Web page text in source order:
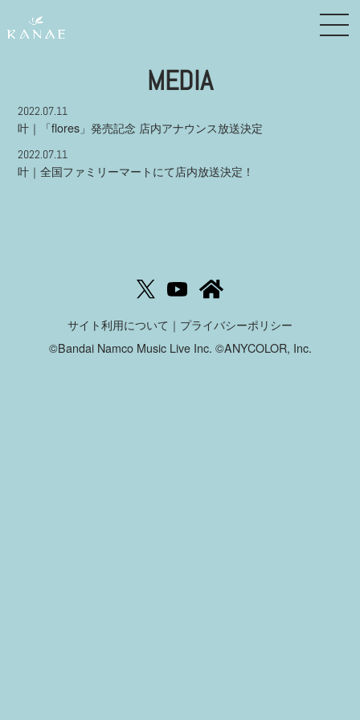
MEDIA
2022.07.11
叶｜「flores」発売記念 店内アナウンス放送決定
2022.07.11
叶｜全国ファミリーマートにて店内放送決定！
サイト利用について ｜ プライバシーポリシー
©Bandai Namco Music Live Inc. ©ANYCOLOR, Inc.